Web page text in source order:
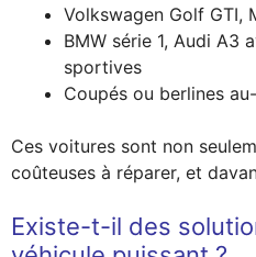
Volkswagen Golf GTI,
BMW série 1, Audi A3
sportives
Coupés ou berlines
Ces voitures sont non
coûteuses à réparer, et
Existe-t-il des